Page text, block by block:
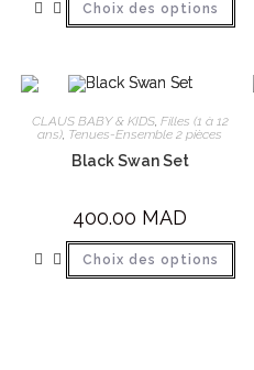
Choix des options
CLAUS BABY & KIDS, Filles (1 à 12
ans), Tenues-Ensemble 2 pièces
Black Swan Set
400.00 MAD
Choix des options